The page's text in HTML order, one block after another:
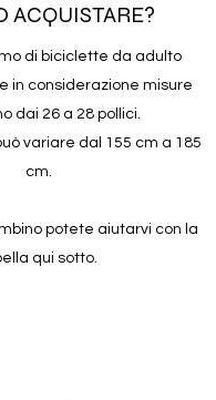
ACQUISTARE?
di biciclette da adulto
in considerazione misure
dai 26 a 28 pollici.
variare dal 155 cm a 185
cm.
potete aiutarvi con la
qui sotto.